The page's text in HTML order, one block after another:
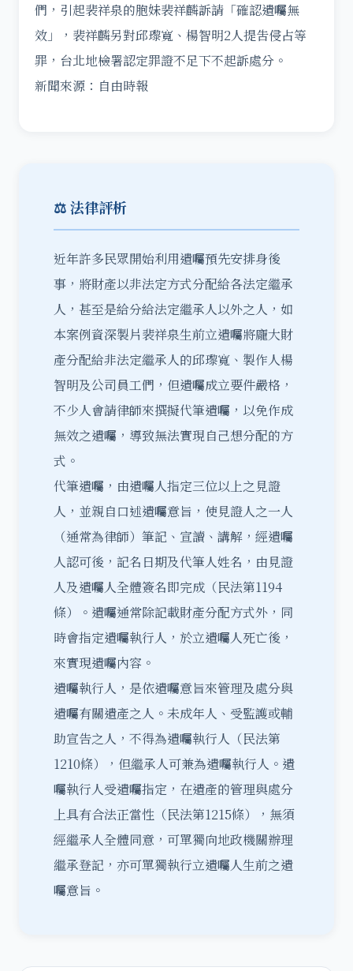
們，引起裴祥泉的胞妹裴祥麟訴請「確認遺囑無
效」，裴祥麟另對邱瓈寬、楊智明2人提吿侵占等
罪，台北地檢署認定罪證不足下不起訴處分。
新聞來源：自由時報
⚖️ 法律評析
近年許多民眾開始利用遺囑預先安排身後
事，將財產以非法定方式分配給各法定繼承
人，甚至是給分給法定繼承人以外之人，如
本案例資深製片裴祥泉生前立遺囑將龐大財
產分配給非法定繼承人的邱瓈寬、製作人楊
智明及公司員工們，但遺囑成立要件嚴格，
不少人會請律師來撰擬代筆遺囑，以免作成
無效之遺囑，導致無法實現自己想分配的方
式。
代筆遺囑，由遺囑人指定三位以上之見證
人，並親自口述遺囑意旨，使見證人之一人
（通常為律師）筆記、宣讀、講解，經遺囑
人認可後，記名日期及代筆人姓名，由見證
人及遺囑人全體簽名即完成（民法第1194
條）。遺囑通常除記載財產分配方式外，同
時會指定遺囑執行人，於立遺囑人死亡後，
來實現遺囑內容。
遺囑執行人，是依遺囑意旨來管理及處分與
遺囑有關遺產之人。未成年人、受監護或輔
助宣告之人，不得為遺囑執行人（民法第
1210條），但繼承人可兼為遺囑執行人。遺
囑執行人受遺囑指定，在遺產的管理與處分
上具有合法正當性（民法第1215條），無須
經繼承人全體同意，可單獨向地政機關辦理
繼承登記，亦可單獨執行立遺囑人生前之遺
囑意旨。